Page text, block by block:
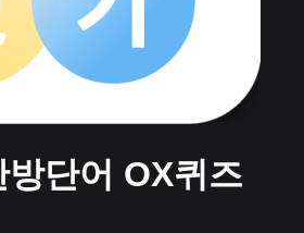
단어 OX퀴즈